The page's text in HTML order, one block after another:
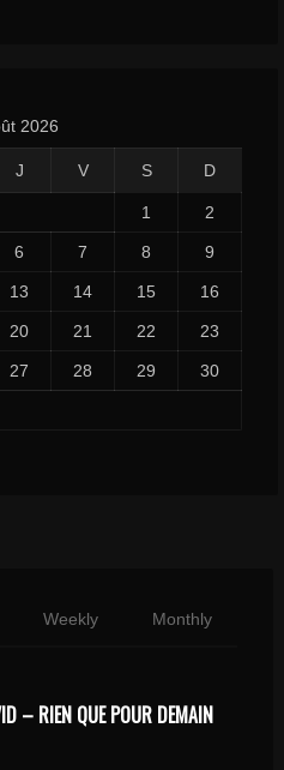
2026
J V S D
1 2
6 7 8 9
13 14 15 16
20 21 22 23
27 28 29 30
Weekly Monthly
– RIEN QUE POUR DEMAIN